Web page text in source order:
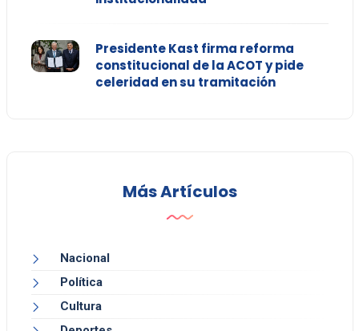
Presidente Kast firma reforma
constitucional de la ACOT y pide
celeridad en su tramitación
Más Artículos
Nacional
Política
Cultura